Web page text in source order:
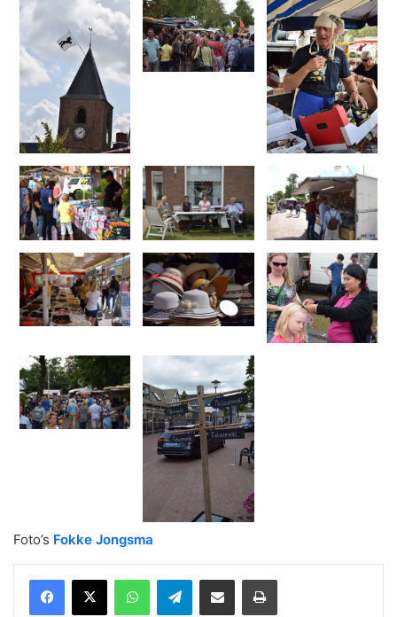
Foto’s Fokke Jongsma
WhatsAppTelegramDelen via Email Print